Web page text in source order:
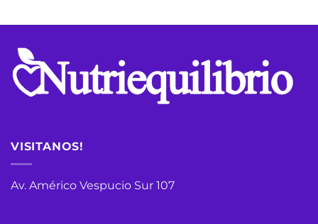
VISITANOS!
Av. Américo Vespucio Sur 107